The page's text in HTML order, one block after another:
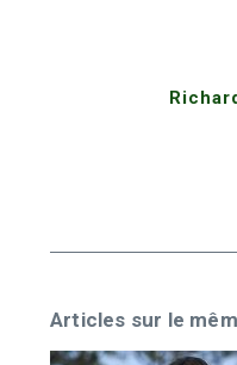
Articles sur le